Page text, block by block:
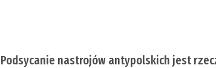
Podsycanie nastrojów antypolskich jest